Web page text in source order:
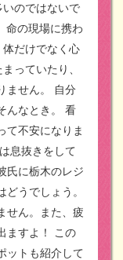
いのではないで
命の現場に携わ
体だけでなく心
っていたり、
せん。
自分
なとき。
看
て不安になりま
息抜きをして
氏に栃木のレジ
うでしょう。
せん。また、疲
ますよ！
この
ットも紹介して